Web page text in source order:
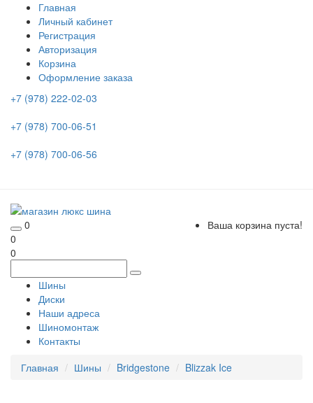
Главная
Личный кабинет
Регистрация
Авторизация
Корзина
Оформление заказа
+7 (978) 222-02-03
+7 (978) 700-06-51
+7 (978) 700-06-56
0
Ваша корзина пуста!
0
0
Шины
Диски
Наши адреса
Шиномонтаж
Контакты
Главная
Шины Bridgestone Blizzak Ice